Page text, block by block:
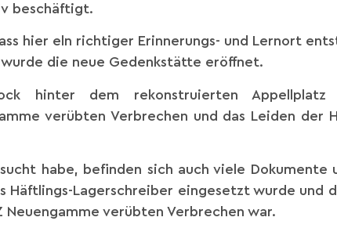
beschäftigt.
hier eln richtiger Erinnerungs- und Lernort
die neue Gedenkstätte eröffnet.
hinter dem rekonstruierten
verübten Verbrechen und das Leiden der
habe, befinden sich auch viele Dokumente
Häftlings-Lagerschreiber eingesetzt wurde und
verübten Verbrechen war.